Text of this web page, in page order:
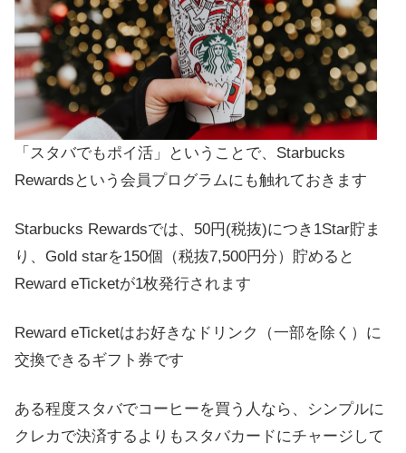
「スタバでもポイ活」ということで、Starbucks
Rewardsという会員プログラムにも触れておきます
Starbucks Rewardsでは、50円(税抜)につき1Star貯ま
り、Gold starを150個（税抜7,500円分）貯めると
Reward eTicketが1枚発行されます
Reward eTicketはお好きなドリンク（一部を除く）に
交換できるギフト券です
ある程度スタバでコーヒーを買う人なら、シンプルに
クレカで決済するよりもスタバカードにチャージして